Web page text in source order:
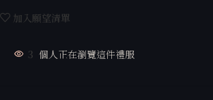
加入願望清單
3 個人正在瀏覽這件禮服